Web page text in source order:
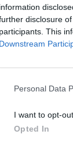
information
disclosure
participants. This
Downstream
Personal Data
I want to opt-
Opted In